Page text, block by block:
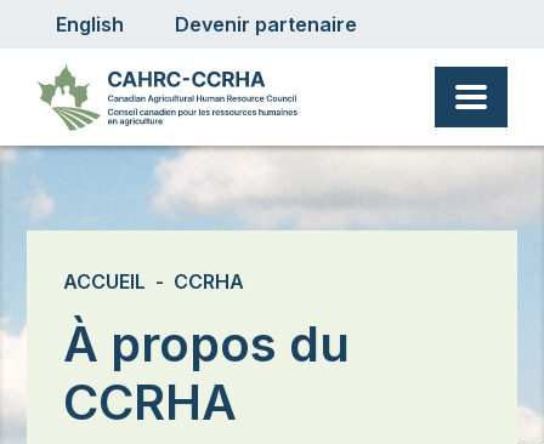
Aller au contenu principal
English User account menu
Devenir partenaire
Fil d'Ariane
ACCUEIL CCRHA
À propos du
CCRHA